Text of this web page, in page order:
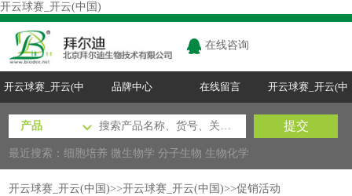
开云球赛_开云(中国)
在线咨询
开云球赛_开云(中
国)
品牌中心 在线留言 开云球赛_开云(中
国)
最近搜索：细胞培养 微生物学 分子生物 生物化学
开云球赛_开云(中国)>>开云球赛_开云(中国)>>促销活动